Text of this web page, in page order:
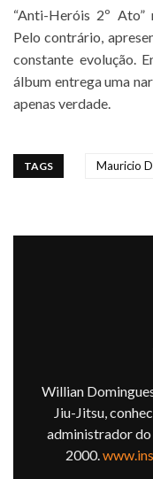
“Anti-Heróis 2º Ato”
Pelo contrário,
constante evolução.
álbum entrega uma
apenas verdade.
TAGS Mauricio
Willian
Jiu-Jitsu,
administrador do
2000.